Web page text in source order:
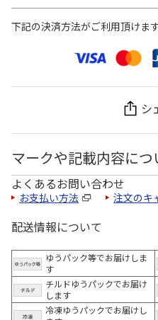
下記の決済方法がご利用頂けます
シ
マークや記載内容につ
よくあるお問い合わせ
お支払い方法 注文のキ
配送情報について
ゆうパック等でお届けしま
す
チルドゆうパックでお届け
します
冷凍ゆうパックでお届けし